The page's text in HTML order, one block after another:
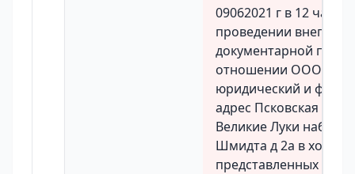
09062021 г в 12 час
проведении
документарной
отношении ООО
юридический и
адрес Псковская
Великие Луки наб
Шмидта д 2а в ходе
представленных